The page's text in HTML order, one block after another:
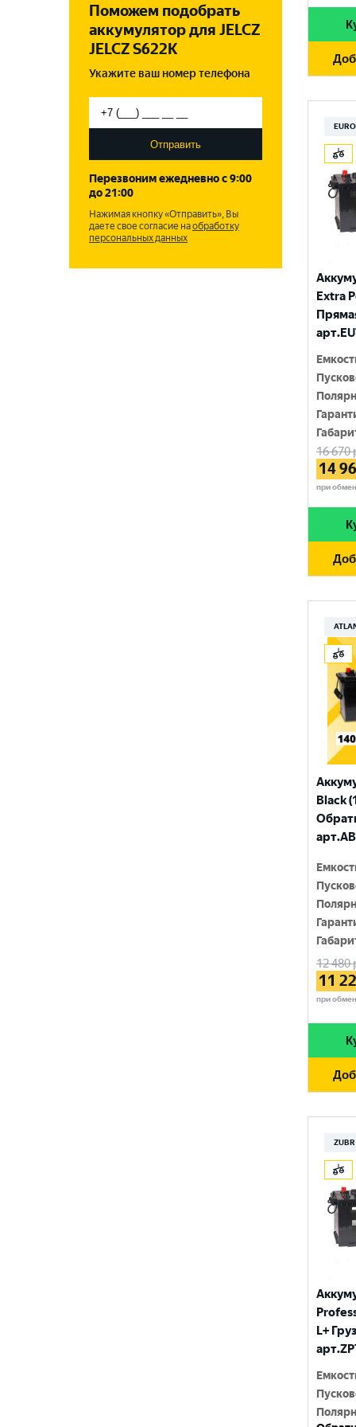
DUO POWER
FUJISAN
GIVER
220 Ач
1000 A
1050 A
1100 A
1300 A
1320 A
F51
РОССИЯ
СЕРБИЯ
СЛОВЕНИЯ
ТУРЦИЯ
Поможем подобрать
аккумулятор для JELCZ
JELCZ S622K
Укажите ваш номер телефона
Отправить
Перезвоним ежедневно с 9:00
до 21:00
Нажимая кнопку «Отправить», Вы
даете свое согласие наобработку
персональных данных
Extra
16 670
14
при
Black
12 480
11
при
ZUBR
L+